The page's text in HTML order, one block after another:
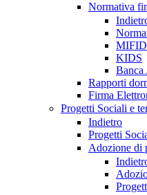
Normativa
KIDS
Banca
Rapporti
Firma
Progetti Sociali e
Indietro
Progetti
Adozione di